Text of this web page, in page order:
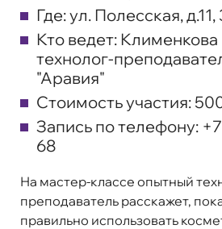
Где:ул. Полесская,
Кто ведет:
технолог-
"Аравия"
Стоимость участия:
Запись по телефону:
68
На мастер-классе опытный
преподаватель расскажет,
правильно использовать